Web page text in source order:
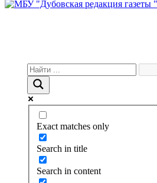
Exact matches only
Search in title
Search in content